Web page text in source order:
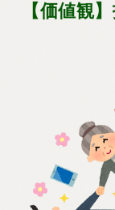
【価値観